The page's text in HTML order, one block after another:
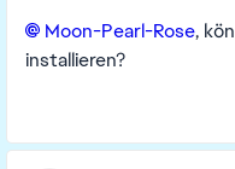
Moon-Pearl-Rose​,
installieren?